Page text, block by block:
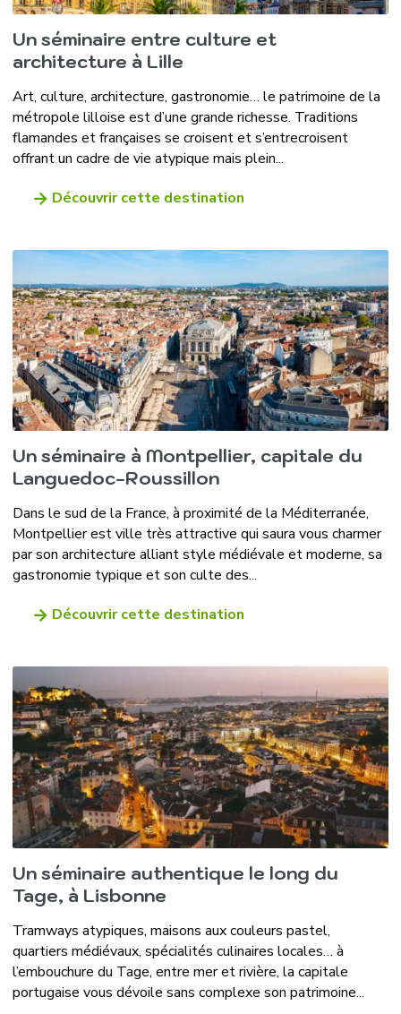
Un séminaire entre culture et
architecture à Lille
Art, culture, architecture, gastronomie… le patrimoine de la
métropole lilloise est d’une grande richesse. Traditions
flamandes et françaises se croisent et s’entrecroisent
offrant un cadre de vie atypique mais plein...
Découvrir cette destination
Un séminaire à Montpellier, capitale du
Languedoc-Roussillon
Dans le sud de la France, à proximité de la Méditerranée,
Montpellier est ville très attractive qui saura vous charmer
par son architecture alliant style médiévale et moderne, sa
gastronomie typique et son culte des...
Découvrir cette destination
Un séminaire authentique le long du
Tage, à Lisbonne
Tramways atypiques, maisons aux couleurs pastel,
quartiers médiévaux, spécialités culinaires locales… à
l’embouchure du Tage, entre mer et rivière, la capitale
portugaise vous dévoile sans complexe son patrimoine...